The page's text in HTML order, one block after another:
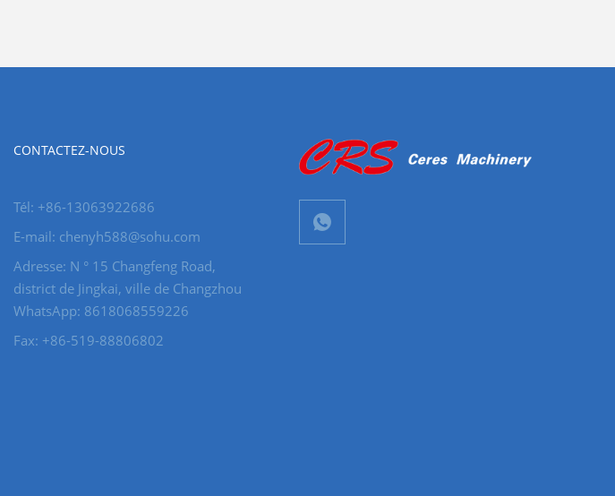
CONTACTEZ-NOUS
Tél: +86-13063922686
E-mail: chenyh588@sohu.com
Adresse: N ° 15 Changfeng Road,
district de Jingkai, ville de Changzhou
WhatsApp: 8618068559226
Fax: +86-519-88806802